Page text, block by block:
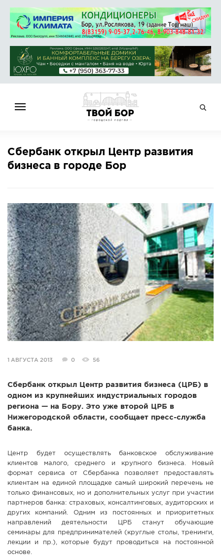
НОВОСТИ
СПРАВОЧНИК
АФИША
СПРАВКА
КАМЕРЫ
КОНКУРСЫ
СТАТЬИ
ГОЛОСОВАНИЯ
ПРЕДЛОЖИТЬ НОВОСТЬ
ФОТО
Сбербанк открыл Центр развития
бизнеса в городе Бор
1 АВГУСТА 2013 0 56
Сбербанк открыл Центр развития бизнеса (ЦРБ) в
одном из крупнейших индустриальных городов
региона — на Бору. Это уже второй ЦРБ в
Нижегородской области, сообщает пресс-служба
банка.
Центр будет осуществлять банковское обслуживание
клиентов малого, среднего и крупного бизнеса. Новый
формат сервиса от Сбербанка позволяет предоставлять
клиентам на единой площадке самый широкий перечень не
только финансовых, но и дополнительных услуг при участии
партнеров банка: страховых, консалтинговых, аудиторских и
других компаний. Одним из постоянных и приоритетных
направлений деятельности ЦРБ станут обучающие
семинары для предпринимателей (круглые столы, тренинги,
лекции и пр.), которые будут проводиться на постоянной
основе.